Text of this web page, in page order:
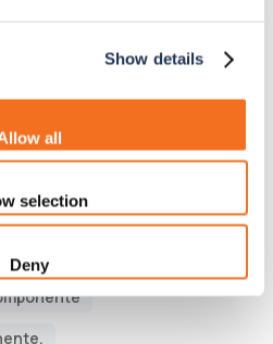
Show details
all
selection
Deny
proizvodnjo elektronike,